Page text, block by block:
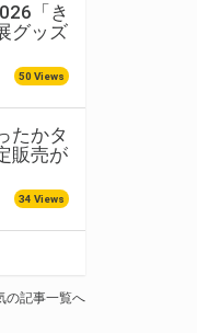
「き
グッズ
50 Views
たかタ
販売が
34 Views
の記事一覧へ